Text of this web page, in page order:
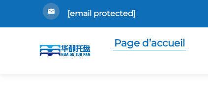
[email protected]
Page d’accueil